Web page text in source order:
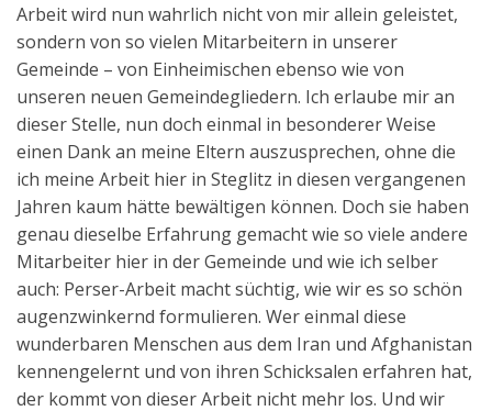
Arbeit wird nun wahrlich nicht von mir allein geleistet,
sondern von so vielen Mitarbeitern in unserer
Gemeinde – von Einheimischen ebenso wie von
unseren neuen Gemeindegliedern. Ich erlaube mir an
dieser Stelle, nun doch einmal in besonderer Weise
einen Dank an meine Eltern auszusprechen, ohne die
ich meine Arbeit hier in Steglitz in diesen vergangenen
Jahren kaum hätte bewältigen können. Doch sie haben
genau dieselbe Erfahrung gemacht wie so viele andere
Mitarbeiter hier in der Gemeinde und wie ich selber
auch: Perser-Arbeit macht süchtig, wie wir es so schön
augenzwinkernd formulieren. Wer einmal diese
wunderbaren Menschen aus dem Iran und Afghanistan
kennengelernt und von ihren Schicksalen erfahren hat,
der kommt von dieser Arbeit nicht mehr los. Und wir